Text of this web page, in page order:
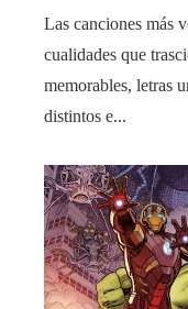
Las canciones más
cualidades que
memorables, letras
distintos e...